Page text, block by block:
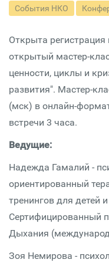
События НКО
Открыта
открытый мастер-
ценности, циклы и
развития". Мастер-
(мск) в онлайн-
встречи 3 часа.
Ведущие:
Надежда Гамалий -
ориентированный
тренингов для детей
Сертифицированный
Дыхания
Зоя Немирова -